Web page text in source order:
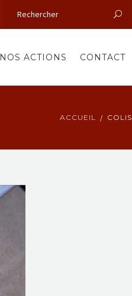
NOS ACTIONS CONTACT
ACCUEIL COLIS